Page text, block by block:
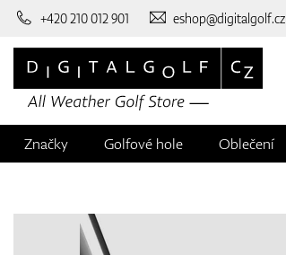
+420 210 012 901 eshop@digitalgolf.cz
Značky Golfové hole Oblečení